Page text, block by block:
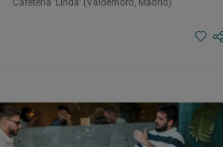
Cafetería 'Linda' (Valdemoro, Madrid)